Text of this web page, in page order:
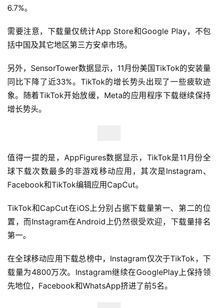
页
全
球
开
跨
境
百
科
社
媒
营
跨
境
6.7%。
需要注意，下载量仅统计App Store和Google Play，不包
括中国及其它地区第三方安卓市场。
另外，SensorTower数据显示，11月份美国TikTok的安装量
同比下降了近33%。TikTok的增长势头出现了一些疲软迹
象。随着TikTok开始放缓，Meta的应用程序下载继续保持
增长势头。
值得一提的是，AppFigures数据显示，TikTok是11月份全
球下载次数最多的非游戏移动应用，其次是Instagram、
Facebook和TikTok编辑应用CapCut。
TikTok和CapCut在iOS上分别占据下载量第一、第二的位
置，而Instagram在Android上仍然很受欢迎，下载量排名
第一。
在全球移动应用下载总榜中，Instagram仅次于TikTok，下
载量为4800万次。Instagram继续在GooglePlay上保持领
先地位，Facebook和WhatsApp挤进了前5名。